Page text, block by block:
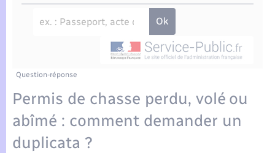
Publications
La Communauté de communes
Nouvel habitant
Organisation d’événement
Sécurité - Prévention
Question-réponse
Permis de chasse perdu, volé ou
abîmé : comment demander un
duplicata ?